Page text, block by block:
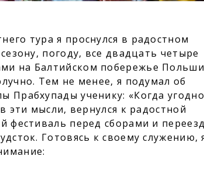
тура я проснулся в радостном
погоду, все двадцать четыре
на Балтийском побережье
Тем не менее, я подумал об
Прабхупады ученику: «Когда угодно
эти мысли, вернулся к радостной
фестиваль перед сборами и
Готовясь к своему служению,